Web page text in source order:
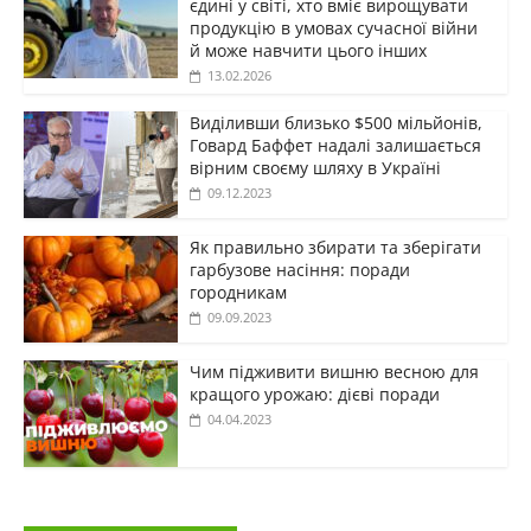
єдині у світі, хто вміє вирощувати
продукцію в умовах сучасної війни
й може навчити цього інших
13.02.2026
Виділивши близько $500 мільйонів,
Говард Баффет надалі залишається
вірним своєму шляху в Україні
09.12.2023
Як правильно збирати та зберігати
гарбузове насіння: поради
городникам
09.09.2023
Чим підживити вишню весною для
кращого урожаю: дієві поради
04.04.2023